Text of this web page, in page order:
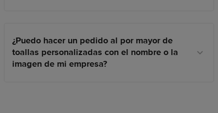
¿Puedo hacer un pedido al por mayor de
toallas personalizadas con el nombre o la
imagen de mi empresa?